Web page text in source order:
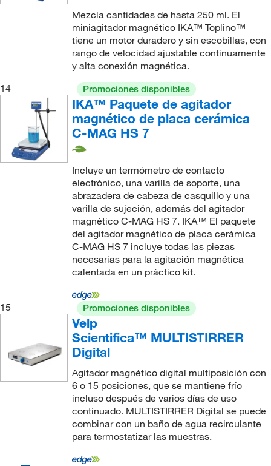
Mezcla cantidades de hasta 250 ml. El
miniagitador magnético IKA™ Toplino™
tiene un motor duradero y sin escobillas, con
rango de velocidad ajustable continuamente
y alta conexión magnética.
14
Promociones disponibles
IKA™ Paquete de agitador
magnético de placa cerámica
C-MAG HS 7
Incluye un termómetro de contacto
electrónico, una varilla de soporte, una
abrazadera de cabeza de casquillo y una
varilla de sujeción, además del agitador
magnético C-MAG HS 7. IKA™ El paquete
del agitador magnético de placa cerámica
C-MAG HS 7 incluye todas las piezas
necesarias para la agitación magnética
calentada en un práctico kit.
15 Promociones disponibles
Velp
Scientifica™ MULTISTIRRER
Digital
Agitador magnético digital multiposición con
6 o 15 posiciones, que se mantiene frío
incluso después de varios días de uso
continuado. MULTISTIRRER Digital se puede
combinar con un baño de agua recirculante
para termostatizar las muestras.